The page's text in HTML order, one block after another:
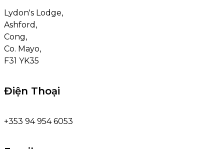
Lydon's Lodge,
Ashford,
Cong,
Co. Mayo,
F31 YK35
Điện Thoại
+353 94 954 6053